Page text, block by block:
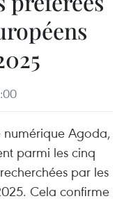
Agoda,
parmi les cinq
par les
Cela confirme